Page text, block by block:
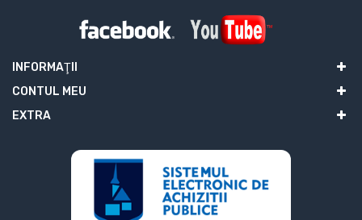
INFORMAŢII
CONTUL MEU
EXTRA